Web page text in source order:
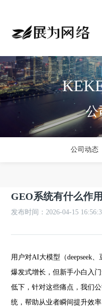
公
公司动态
GEO系统有什么作
发布时间：2026-04-15
用户对AI大模型（deepseek
爆发式增长，但新手小白入
低下，针对这些痛点，我们
统，帮助从业者瞬间提升效